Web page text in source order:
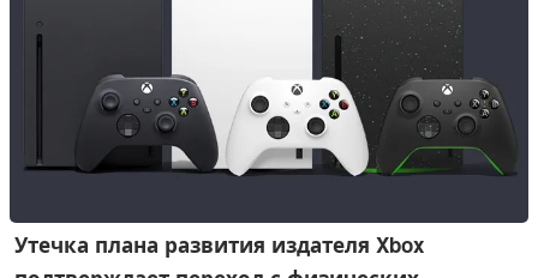
Утечка плана развития издателя Xbox